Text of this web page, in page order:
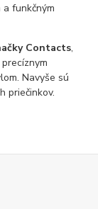
funkčným
Contacts,
Navyše sú
priečinkov.